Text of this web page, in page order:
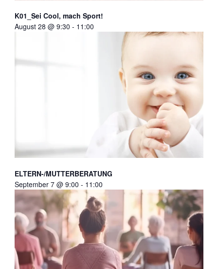
K01_Sei Cool, mach Sport!
August 28 @ 9:30 - 11:00
ELTERN-/MUTTERBERATUNG
September 7 @ 9:00 - 11:00